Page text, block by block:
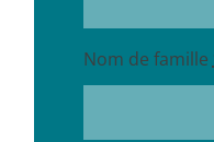
Nom de famille